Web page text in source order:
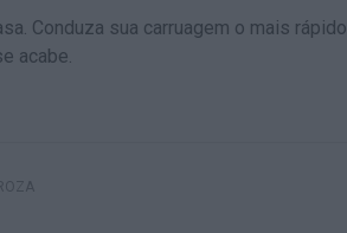
Conduza sua carruagem o mais rápido
acabe.